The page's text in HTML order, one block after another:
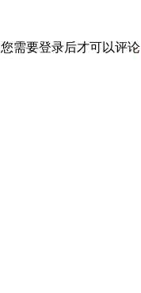
您需要登录后才可以评论